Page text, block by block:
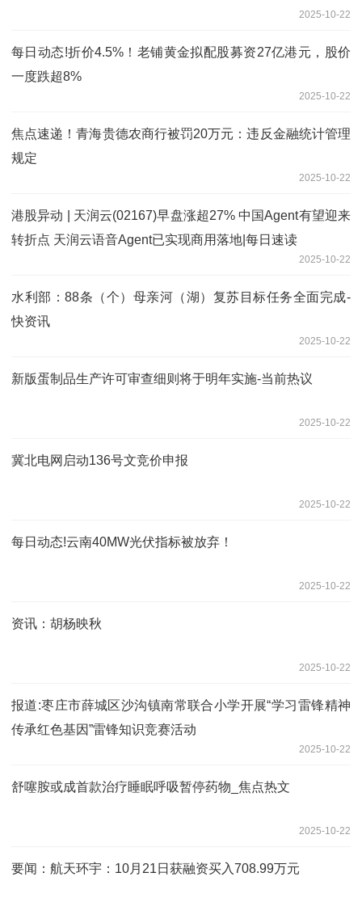
2025-10-22
每日动态!折价4.5%！老铺黄金拟配股募资27亿港元，股价
一度跌超8%
2025-10-22
焦点速递！青海贵德农商行被罚20万元：违反金融统计管理
规定
2025-10-22
港股异动 | 天润云(02167)早盘涨超27% 中国Agent有望迎来
转折点 天润云语音Agent已实现商用落地|每日速读
2025-10-22
水利部：88条（个）母亲河（湖）复苏目标任务全面完成-
快资讯
2025-10-22
新版蛋制品生产许可审查细则将于明年实施-当前热议
2025-10-22
冀北电网启动136号文竞价申报
2025-10-22
每日动态!云南40MW光伏指标被放弃！
2025-10-22
资讯：胡杨映秋
2025-10-22
报道:枣庄市薛城区沙沟镇南常联合小学开展“学习雷锋精神
传承红色基因”雷锋知识竞赛活动
2025-10-22
舒噻胺或成首款治疗睡眠呼吸暂停药物_焦点热文
2025-10-22
要闻：航天环宇：10月21日获融资买入708.99万元